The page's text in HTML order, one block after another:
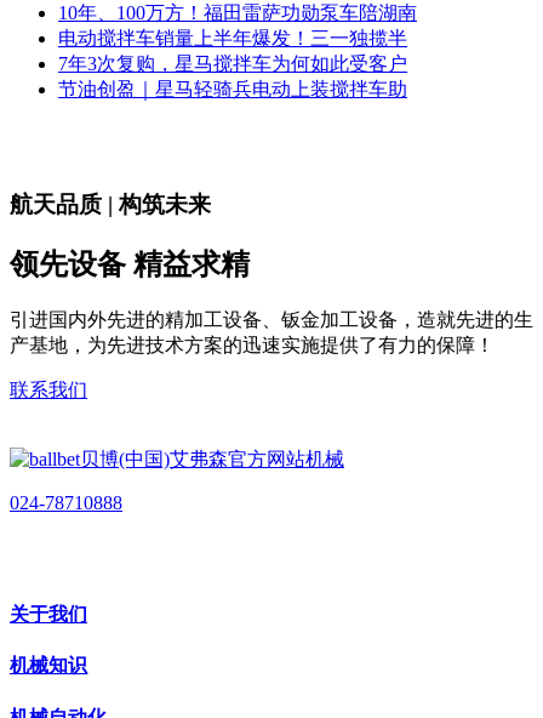
10年、100万方！福田雷萨功勋泵车陪湖南
电动搅拌车销量上半年爆发！三一独揽半
7年3次复购，星马搅拌车为何如此受客户
节油创盈｜星马轻骑兵电动上装搅拌车助
航天品质 | 构筑未来
领先设备 精益求精
引进国内外先进的精加工设备、钣金加工设备，造就先进的生
产基地，为先进技术方案的迅速实施提供了有力的保障！
联系我们
024-78710888
关于我们
机械知识